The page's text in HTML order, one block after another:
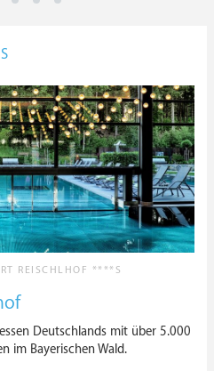
REISCHLHOF ****S
Deutschlands mit über 5.000
im Bayerischen Wald.